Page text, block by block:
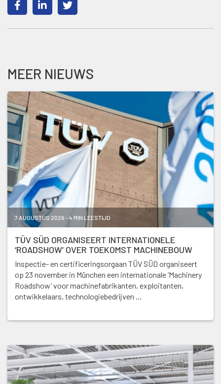
MEER NIEUWS
7 AUGUSTUS 2026 - 4 MIN LEESTIJD
TÜV SÜD ORGANISEERT INTERNATIONELE
‘ROADSHOW’ OVER TOEKOMST MACHINEBOUW
Inspectie- en certificeringsorgaan TÜV SÜD organiseert
op 23 november in München een internationale ‘Machinery
Roadshow’ voor machinefabrikanten, exploitanten,
ontwikkelaars, technologiebedrijven …